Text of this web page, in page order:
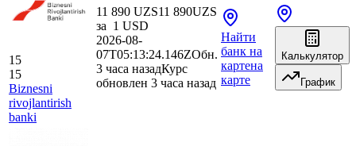
15
15
Biznesni
rivojlantirish
banki
11 890 UZS11 890UZS
за 1 USD
2026-08-
07T05:13:24.146ZОбн.
3 часа назадКурс
обновлен 3 часа назад
Найти
банк на
картена
карте
Калькулятор
График